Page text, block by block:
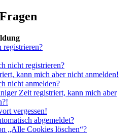
registrieren?
nicht registrieren?
kann mich aber nicht anmelden!
nicht anmelden?
Zeit registriert, kann mich aber
vergessen!
abgemeldet?
„Alle Cookies löschen“?